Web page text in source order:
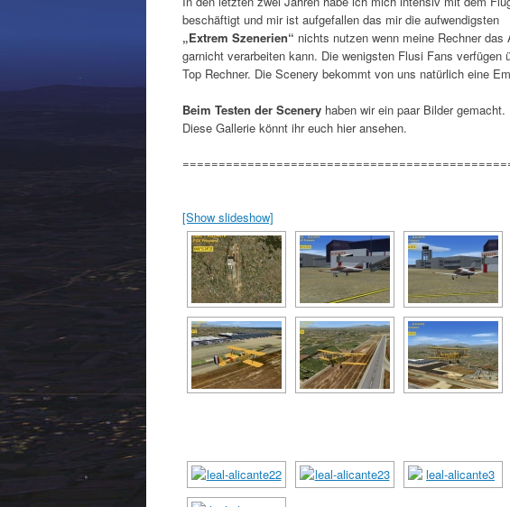
beschäftigt und mir ist aufgefallen das mir die aufwendigsten
„Extrem Szenerien“ nichts nutzen wenn meine Rechner das
garnicht verarbeiten kann. Die wenigsten Flusi Fans verfügen
Top Rechner. Die Scenery bekommt von uns natürlich eine
Beim Testen der Scenery haben wir ein paar Bilder gemacht.
Diese Gallerie könnt ihr euch hier ansehen.
[Show slideshow]